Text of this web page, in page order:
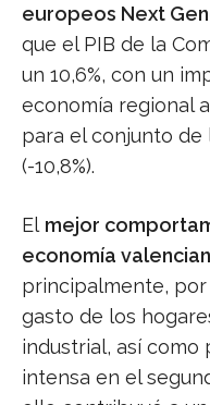
europeos Next
que el PIB de la
un 10,6%, con un
economía regional
para el conjunto de
(-10,8%).
El mejor
economía
principalmente,
gasto de los
industrial, así como
intensa en el